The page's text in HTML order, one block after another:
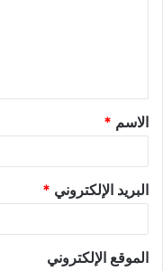
الاسم *
البريد الإلكتروني *
الموقع الإلكتروني